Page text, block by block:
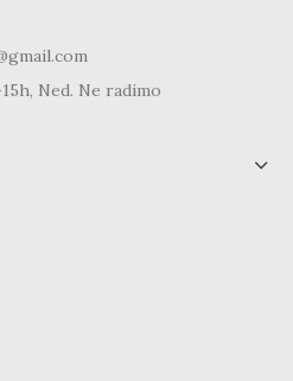
Ned. Ne radimo